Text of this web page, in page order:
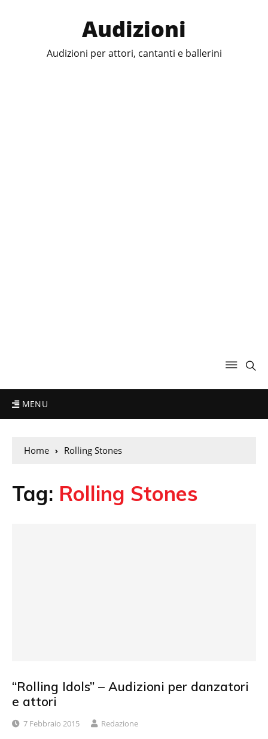
Audizioni
Audizioni per attori, cantanti e ballerini
MENU
Home Rolling Stones
Tag: Rolling Stones
“Rolling Idols” – Audizioni per danzatori
e attori
7 Febbraio 2015 Redazione